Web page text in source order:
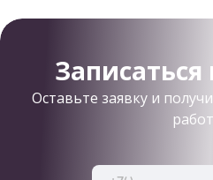
Оставьте заявку и